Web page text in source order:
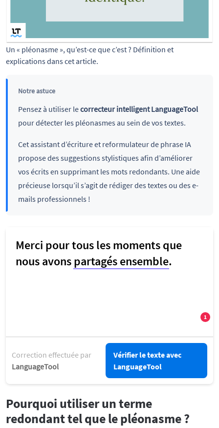
Un « pléonasme », qu’est-ce que c’est ? Définition et
explications dans cet article.
Notre astuce
Pensez à utiliser lecorrecteur intelligent LanguageTool
pour détecter les pléonasmes au sein de vos textes.
Cet assistant d’écriture et reformulateur de phrase IA
propose des suggestions stylistiques afin d’améliorer
vos écrits en supprimant les mots redondants. Une aide
précieuse lorsqu’il s’agit de rédiger des textes ou des e-
mails professionnels !
Correction effectuée par
LanguageTool
Vérifier le texte avec
LanguageTool
Pourquoi utiliser un terme
redondant tel que le pléonasme ?